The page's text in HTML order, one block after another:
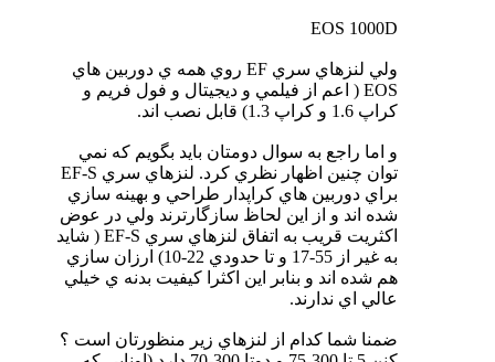
EOS 1000D
ولي لنزهاي سري EF روي همه ي دوربين هاي
EOS ( اعم از فيلمي و ديجيتال و فول فريم و
كراپ 1.6 و كراپ 1.3) قابل نصب اند.
و اما راجع به سوال دومتان بايد بگويم كه نمي
توان چنين اظهار نظري كرد. لنزهاي سري EF-S
براي دوربين هاي كراپدار طراحي و بهينه سازي
شده اند و از اين لحاظ سازگارترند ولي در عوض
اكثريت قريب به اتفاق لنزهاي سري EF-S ( شايد
به غير از 55-17 و تا حدودي 22-10) ارزان سازي
هم شده اند و بنابر اين اكثرا كيفيت بدنه ي خيلي
عالي اي ندارند.
ضمنا شما كدام از لنزهاي زير منظورتان است ؟